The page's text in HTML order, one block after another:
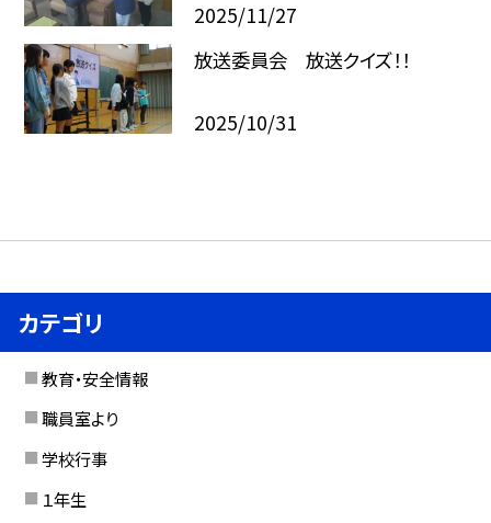
2025/11/27
放送委員会 放送クイズ！！
2025/10/31
カテゴリ
教育・安全情報
職員室より
学校行事
１年生